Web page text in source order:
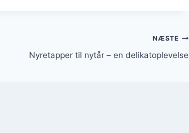
NÆSTE
Nyretapper til nytår – en delikatoplevelse